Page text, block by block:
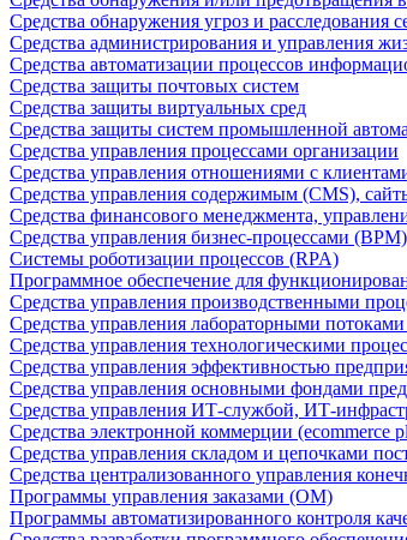
Средства обнаружения угроз и расследования
Средства администрирования и управления
Средства автоматизации процессов
Средства защиты почтовых систем
Средства защиты виртуальных сред
Средства защиты систем промышленной
Средства управления процессами организации
Средства управления отношениями с
Средства управления содержимым (CMS),
Средства финансового менеджмента,
Средства управления бизнес-процессами (BPM)
Системы роботизации процессов (RPA)
Программное обеспечение для
Средства управления производственными
Средства управления лабораторными
Средства управления технологическими
Средства управления эффективностью
Средства управления основными фондами
Средства управления ИТ-службой, ИТ-
Средства электронной коммерции (ecommerce
Средства управления складом и цепочками
Средства централизованного управления
Программы управления заказами (OM)
Программы автоматизированного контроля